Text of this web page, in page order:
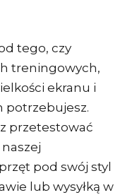
tego, czy
treningowych,
ekranu i
potrzebujesz.
przetestować
pod swój styl
lub wysyłką w